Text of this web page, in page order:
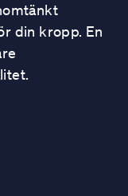
din kropp. En